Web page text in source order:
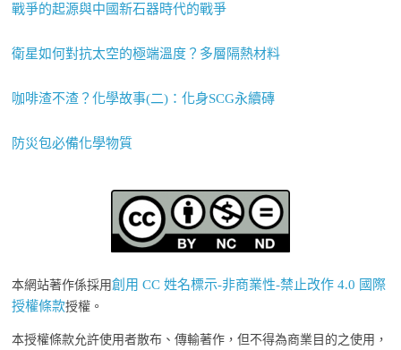
戰爭的起源與中國新石器時代的戰爭
衛星如何對抗太空的極端溫度？多層隔熱材料
咖啡渣不渣？化學故事(二)：化身SCG永續磚
防災包必備化學物質
本網站著作係採用創用 CC 姓名標示-非商業性-禁止改作 4.0 國際
授權條款授權。
本授權條款允許使用者散布、傳輸著作，但不得為商業目的之使用，